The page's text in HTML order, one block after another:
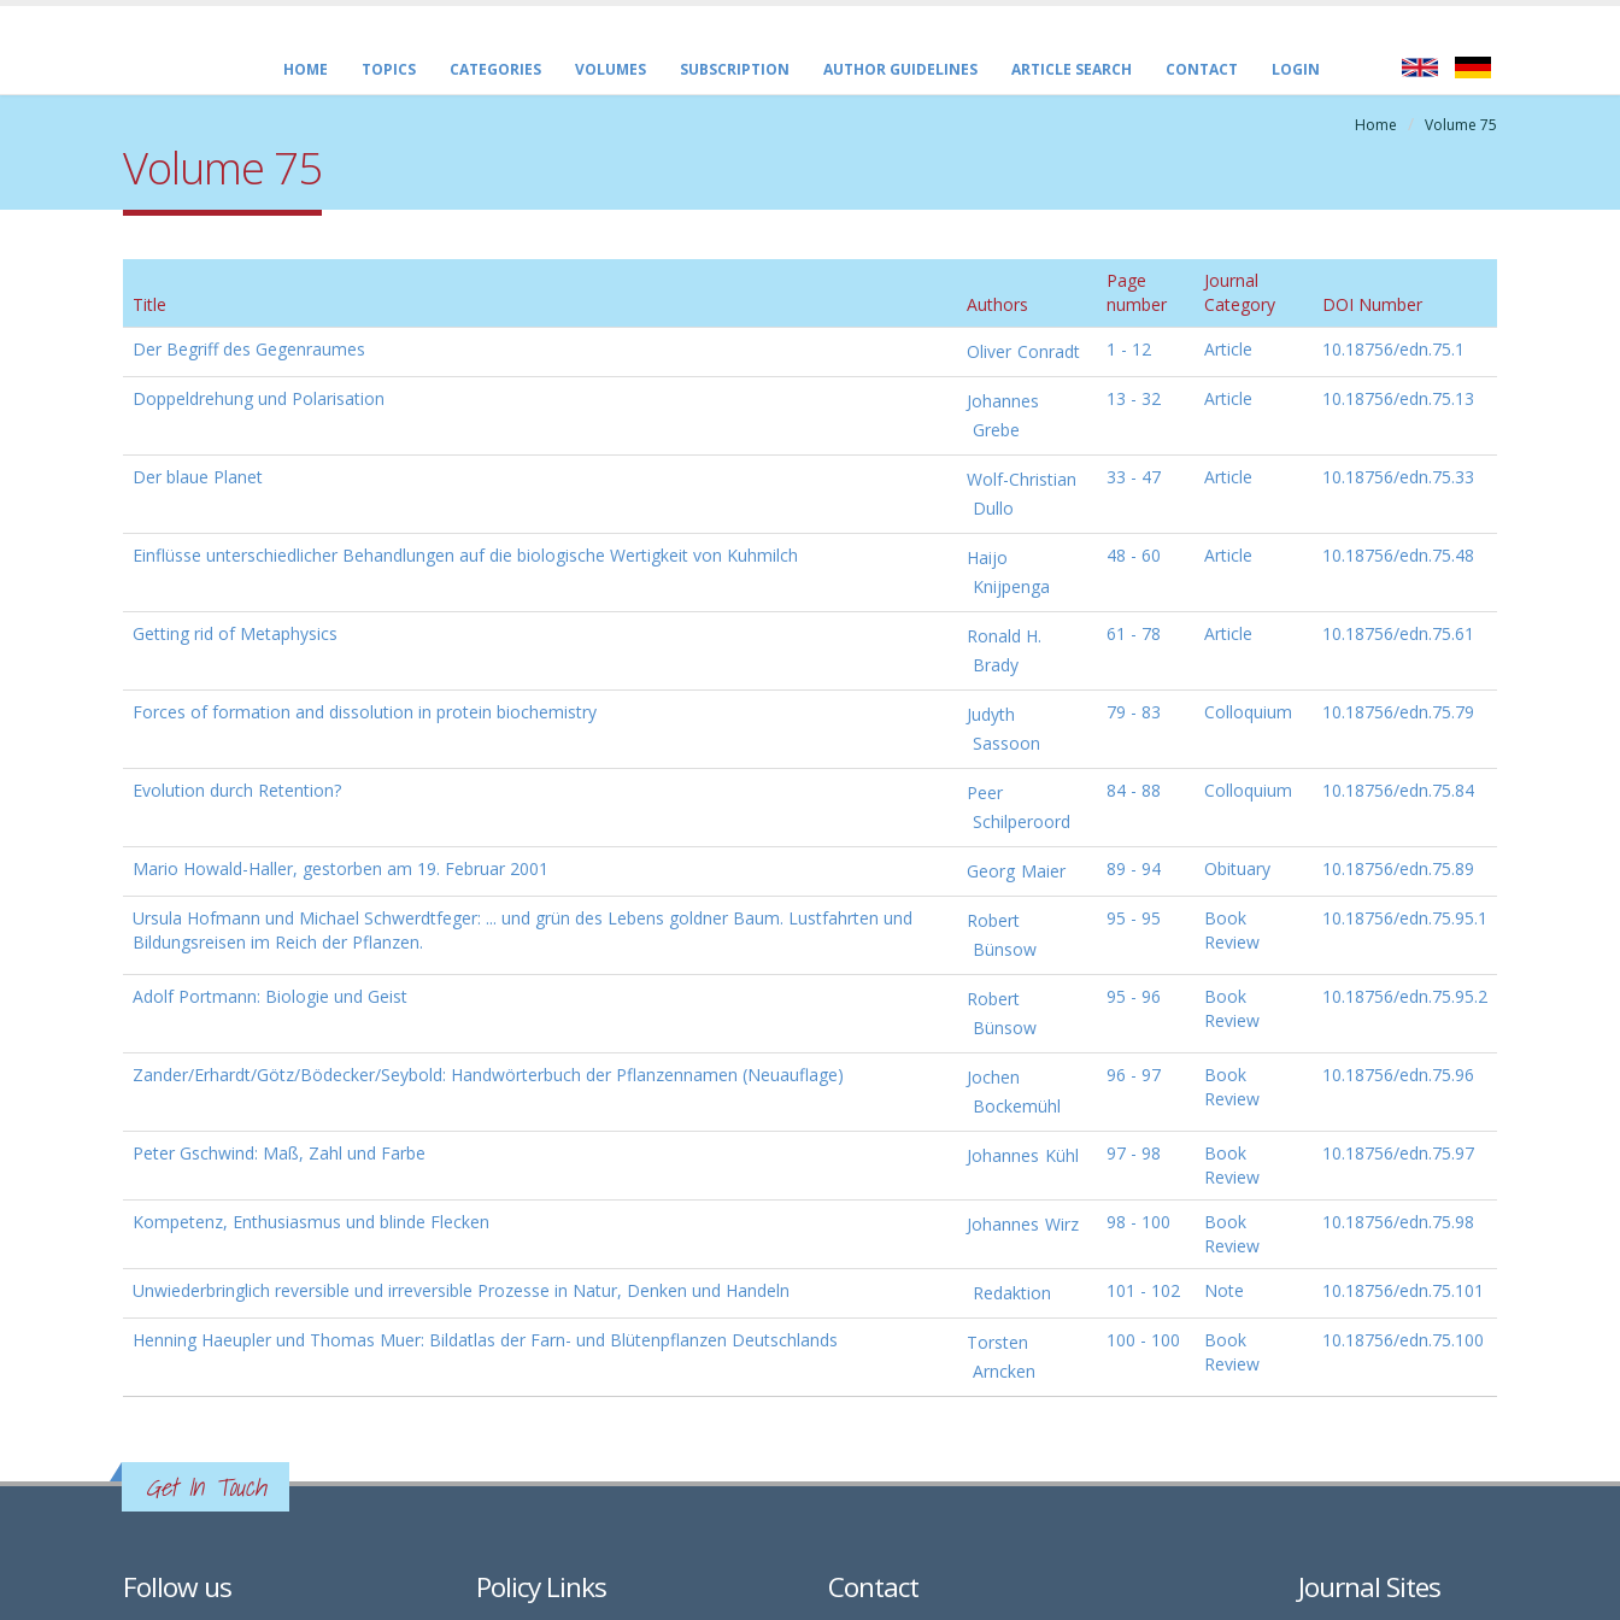
HOME TOPICS CATEGORIES VOLUMES SUBSCRIPTION AUTHOR GUIDELINES ARTICLE SEARCH CONTACT LOGIN
Home Volume 75
Volume 75
Title Authors
Page
number
Journal
Category
DOI Number
Der Begriff des Gegenraumes
Oliver Conradt 1 - 12 Article 10.18756/edn.75.1
Doppeldrehung und Polarisation
Johannes
Grebe
13 - 32 Article 10.18756/edn.75.13
Der blaue Planet
Wolf-Christian
Dullo
33 - 47 Article 10.18756/edn.75.33
Einflüsse unterschiedlicher Behandlungen auf die biologische Wertigkeit von Kuhmilch
Haijo
Knijpenga
48 - 60 Article 10.18756/edn.75.48
Getting rid of Metaphysics
Ronald H.
Brady
61 - 78 Article 10.18756/edn.75.61
Forces of formation and dissolution in protein biochemistry
Judyth
Sassoon
79 - 83 Colloquium 10.18756/edn.75.79
Evolution durch Retention?
Peer
Schilperoord
84 - 88 Colloquium 10.18756/edn.75.84
Mario Howald-Haller, gestorben am 19. Februar 2001 Georg Maier 89 - 94 Obituary 10.18756/edn.75.89
Ursula Hofmann und Michael Schwerdtfeger: ... und grün des Lebens goldner Baum. Lustfahrten und
Bildungsreisen im Reich der Pflanzen.
Robert
Bünsow
95 - 95
Book
Review
10.18756/edn.75.95.1
Adolf Portmann: Biologie und Geist
Robert
Bünsow
95 - 96
Book
Review
10.18756/edn.75.95.2
Zander/Erhardt/Götz/Bödecker/Seybold: Handwörterbuch der Pflanzennamen (Neuauflage)
Jochen
Bockemühl
96 - 97
Book
Review
10.18756/edn.75.96
Peter Gschwind: Maß, Zahl und Farbe Johannes Kühl 97 - 98
Book
Review
10.18756/edn.75.97
Kompetenz, Enthusiasmus und blinde Flecken Johannes Wirz 98 - 100
Book
Review
10.18756/edn.75.98
Unwiederbringlich reversible und irreversible Prozesse in Natur, Denken und Handeln Redaktion 101 - 102 Note 10.18756/edn.75.101
Henning Haeupler und Thomas Muer: Bildatlas der Farn- und Blütenpflanzen Deutschlands
Torsten
Arncken
100 - 100
Book
Review
10.18756/edn.75.100
Get In Touch
Follow us Policy Links Contact Journal Sites